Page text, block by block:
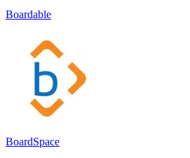
Boardable
BoardSpace